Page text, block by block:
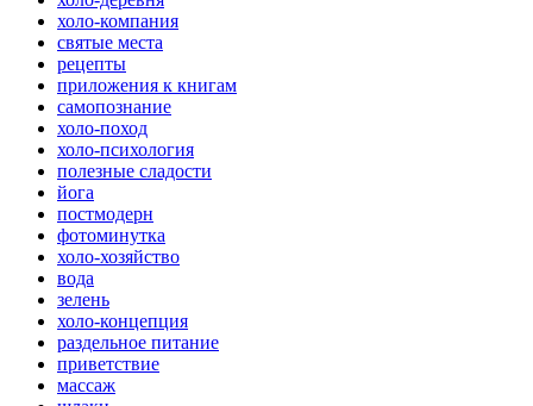
холо-компания
святые места
рецепты
приложения к книгам
самопознание
холо-поход
холо-психология
полезные сладости
йога
постмодерн
фотоминутка
холо-хозяйство
вода
зелень
холо-концепция
раздельное питание
приветствие
массаж